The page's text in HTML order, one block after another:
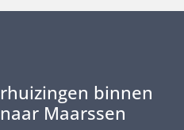
binnen
Maarssen